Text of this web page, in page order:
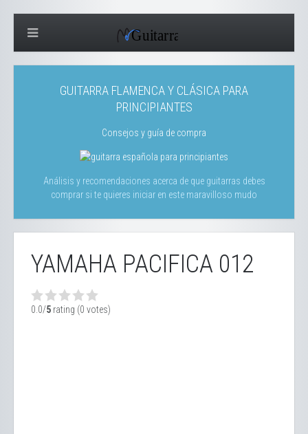
GUITARRA FLAMENCA Y CLÁSICA PARA
PRINCIPIANTES
Consejos y guía de compra
Análisis y recomendaciones acerca de que guitarras debes
comprar si te quieres iniciar en este maravilloso mudo
YAMAHA PACIFICA 012
0.0/5 rating (0 votes)